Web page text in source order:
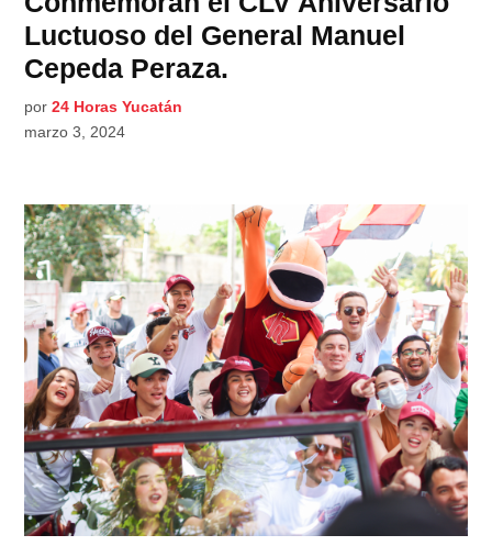
Luctuoso del General Manuel
Cepeda Peraza.
por 24 Horas Yucatán
marzo 3, 2024